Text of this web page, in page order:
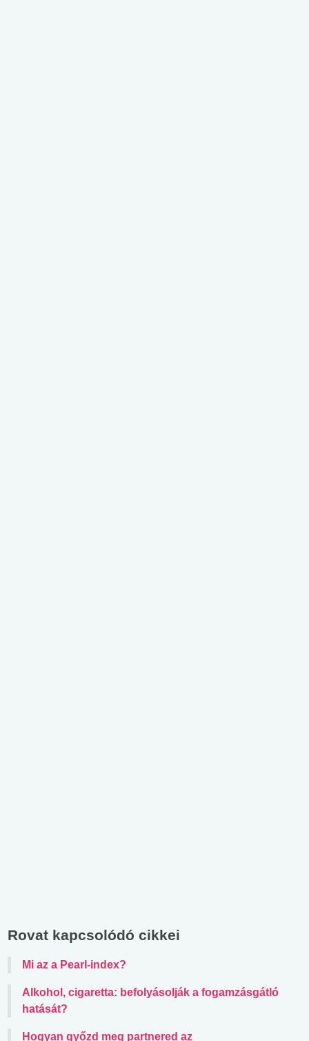
Rovat kapcsolódó cikkei
Mi az a Pearl-index?
Alkohol, cigaretta: befolyásolják a fogamzásgátló
hatását?
Hogyan győzd meg partnered az